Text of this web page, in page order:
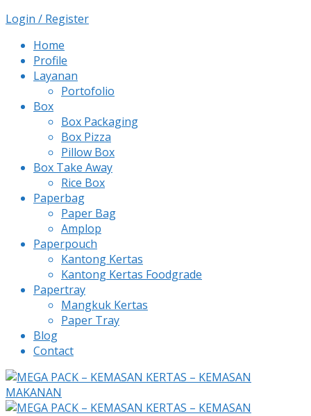
Login / Register
Home
Profile
Layanan
Portofolio
Box
Box Packaging
Box Pizza
Pillow Box
Box Take Away
Rice Box
Paperbag
Paper Bag
Amplop
Paperpouch
Kantong Kertas
Kantong Kertas Foodgrade
Papertray
Mangkuk Kertas
Paper Tray
Blog
Contact